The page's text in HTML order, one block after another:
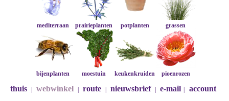
mediterraan prairieplanten potplanten grassen
bijenplanten moestuin keukenkruiden pioenrozen
thuis webwinkel route nieuwsbrief e-mail account